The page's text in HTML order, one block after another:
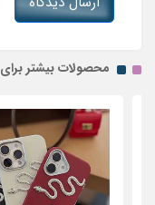
محصولات بیشتر برای